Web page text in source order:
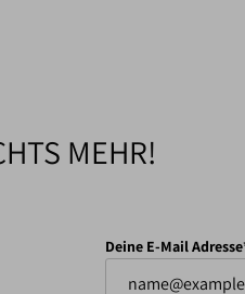
MEHR!
Deine E-Mail